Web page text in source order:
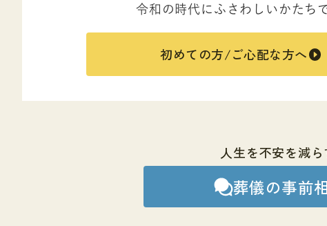
令和の時代にふさわしいかたちで
初めての方/ご心配な方へ
人生を不安を減
葬儀の事前